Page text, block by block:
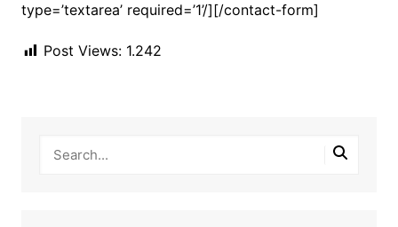
type=’textarea’ required=’1’/][/contact-form]
Post Views: 1.242